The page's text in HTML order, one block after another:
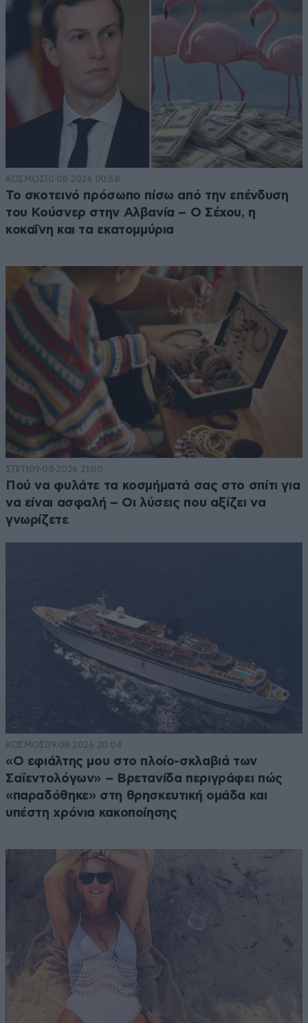
ΚΟΣΜΟΣ10·08·2026 00:58
Το σκοτεινό πρόσωπο πίσω από την επένδυση
του Κούσνερ στην Αλβανία – Ο Σέχου, η
κοκαΐνη και τα εκατομμύρια
ΣΠΙΤΙ 09·08·2026 21:00
Πού να φυλάτε τα κοσμήματά σας στο σπίτι για
να είναι ασφαλή – Οι λύσεις που αξίζει να
γνωρίζετε
ΚΟΣΜΟΣ09·08·2026 20:04
«Ο εφιάλτης μου στο πλοίο-σκλαβιά των
Σαϊεντολόγων» – Βρετανίδα περιγράφει πώς
«παραδόθηκε» στη θρησκευτική ομάδα και
υπέστη χρόνια κακοποίησης